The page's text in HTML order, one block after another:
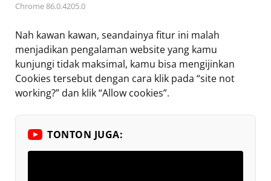
Chrome 86.0.4205.0
Nah kawan kawan, seandainya fitur ini malah
menjadikan pengalaman website yang kamu
kunjungi tidak maksimal, kamu bisa mengijinkan
Cookies tersebut dengan cara klik pada “site not
working?” dan klik “Allow cookies”.
TONTON JUGA: